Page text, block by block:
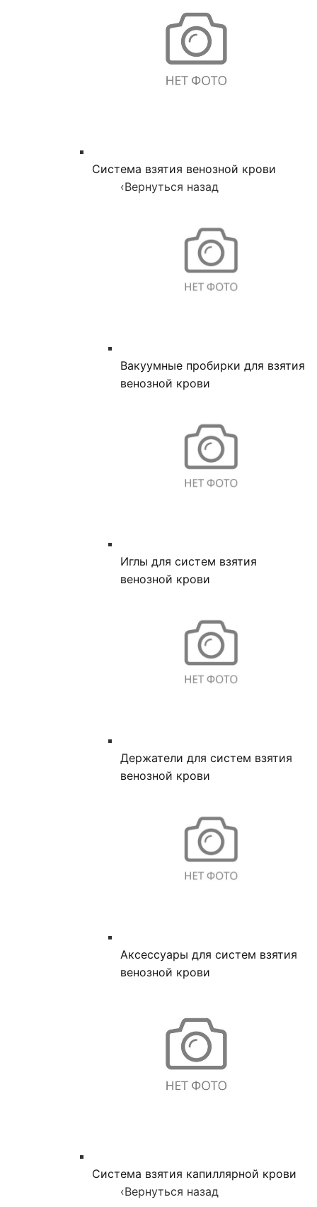
Система взятия венозной крови
‹Вернуться назад
Вакуумные пробирки для взятия
венозной крови
Иглы для систем взятия
венозной крови
Держатели для систем взятия
венозной крови
Аксессуары для систем взятия
венозной крови
Система взятия капиллярной крови
‹Вернуться назад